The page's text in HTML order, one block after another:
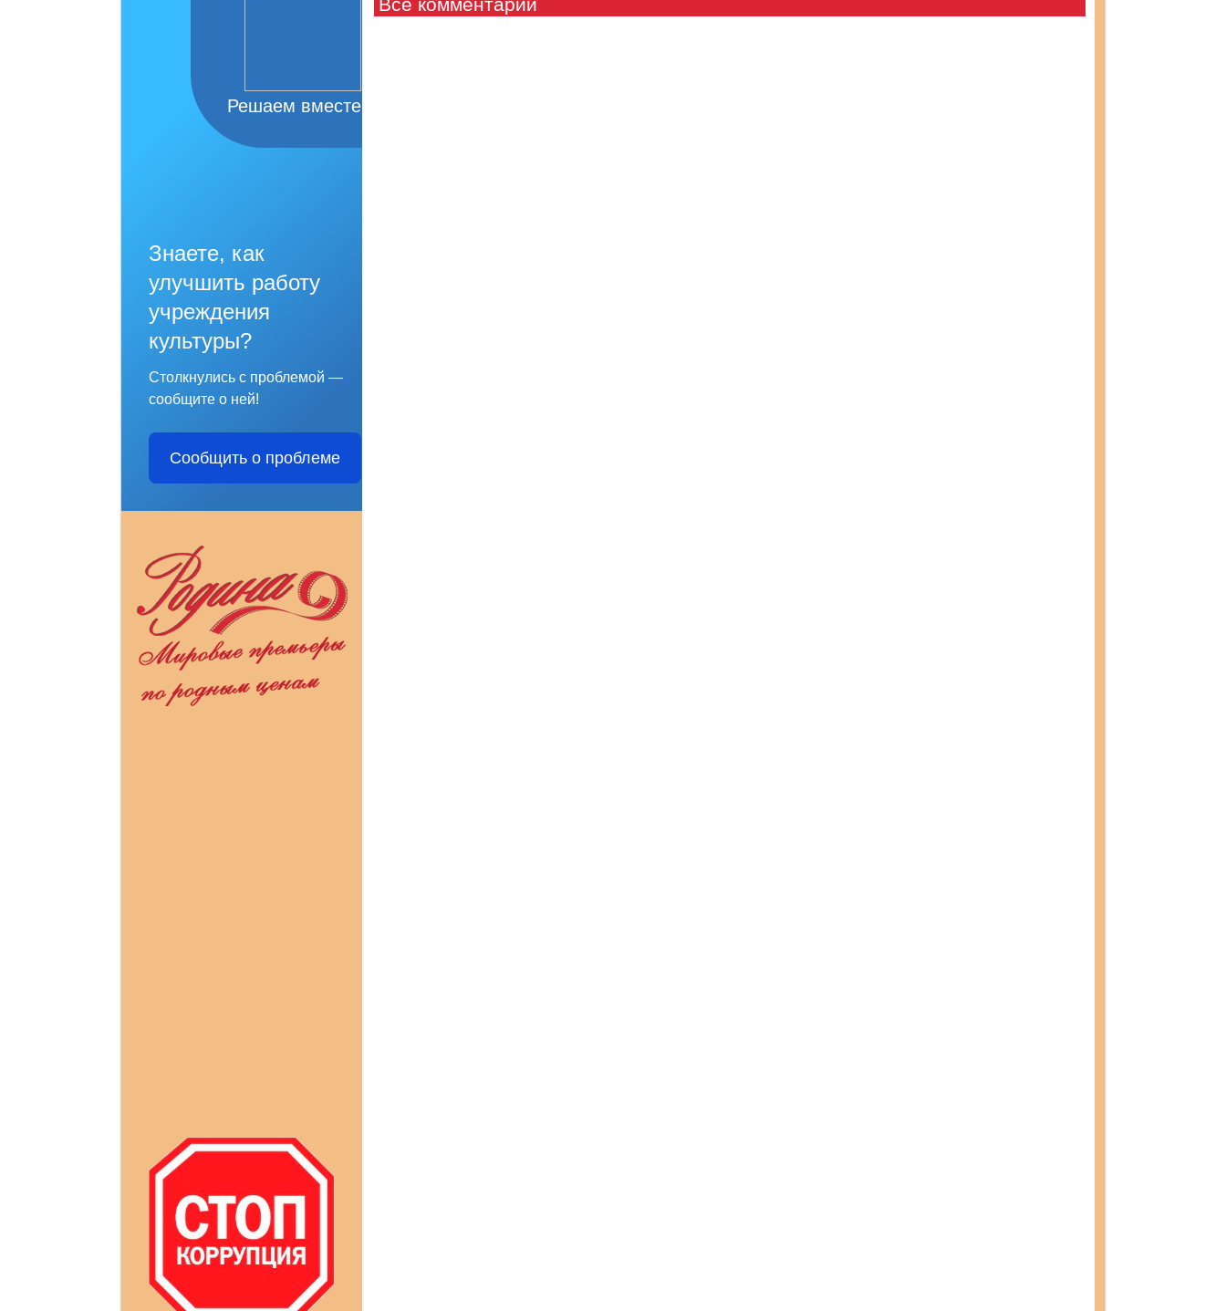
Решаем вместе
Знаете, как
улучшить работу
учреждения
культуры?
Столкнулись с проблемой —
сообщите о ней!
Сообщить о проблеме
Все комментарии